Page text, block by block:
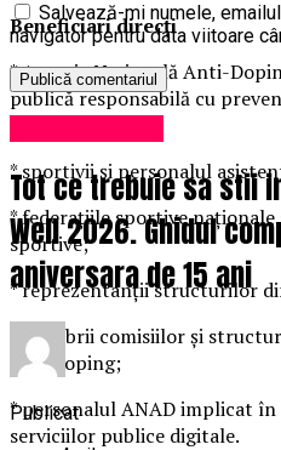
Beneficiari direcți
* Agenția Națională Anti-
publică responsabilă cu
* sportivii și personalul
* federațiile sportive
sportive;
* reprezentanții structurilor
* membrii comisiilor și
anti-doping;
* personalul ANAD implicat
serviciilor publice digitale.
Salvează-mi numele,
navigator pentru data viitoare
Tot ce trebuie sa stii
Well 2026. Ghidul
aniversara de 15 ani
Publicat